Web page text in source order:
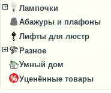
Лампочки
Абажуры и плафоны
Лифты для люстр
Разное
Умный дом
Уценённые товары